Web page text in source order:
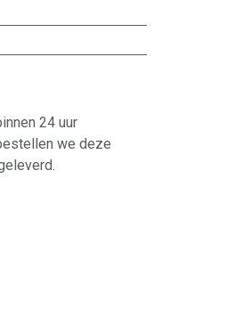
24 uur
we deze